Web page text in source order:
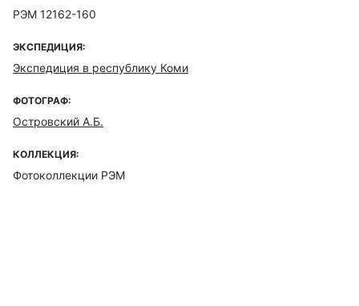
РЭМ 12162-160
ЭКСПЕДИЦИЯ:
Экспедиция в республику Коми
ФОТОГРАФ:
Островский А.Б.
КОЛЛЕКЦИЯ:
Фотоколлекции РЭМ